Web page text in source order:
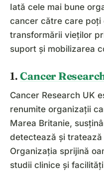
Iată cele mai bune
cancer către care poți
transformării vieților
suport și mobilizarea
1.Cancer
Cancer Research UK
renumite organizații
Marea Britanie,
detectează și
Organizația sprijină
studii clinice și